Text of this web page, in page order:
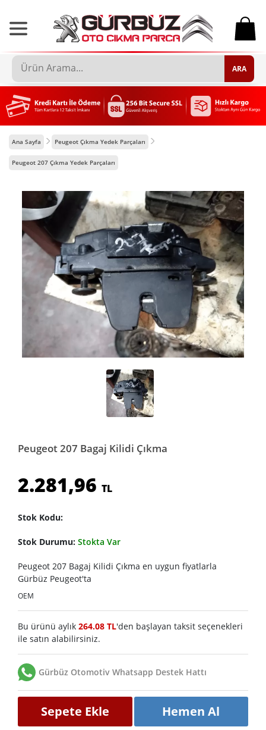
0
ARA
Ana Sayfa Peugeot Çıkma Yedek Parçaları
Peugeot 207 Çıkma Yedek Parçaları
Peugeot 207 Bagaj Kilidi Çıkma
2.281,96 TL
Stok Kodu:
Stok Durumu: Stokta Var
Peugeot 207 Bagaj Kilidi Çıkma en uygun fiyatlarla
Gürbüz Peugeot'ta
OEM
Bu ürünü aylık 264.08 TL'den başlayan taksit seçenekleri
ile satın alabilirsiniz.
Gürbüz Otomotiv Whatsapp Destek Hattı
Sepete Ekle Hemen Al